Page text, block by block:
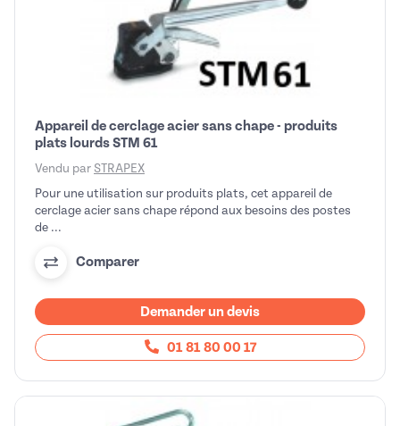
Appareil de cerclage acier sans chape - produits
plats lourds STM 61
Vendu par STRAPEX
Pour une utilisation sur produits plats, cet appareil de
cerclage acier sans chape répond aux besoins des postes
de ...
Comparer
Demander un devis
01 81 80 00 17